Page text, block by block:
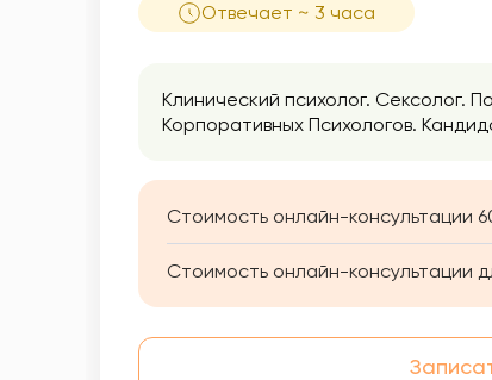
Отвечает ~ 3 часа
Клинический психолог. Сексолог.
Корпоративных Психологов.
Стоимость онлайн-консультации
Стоимость онлайн-консультации